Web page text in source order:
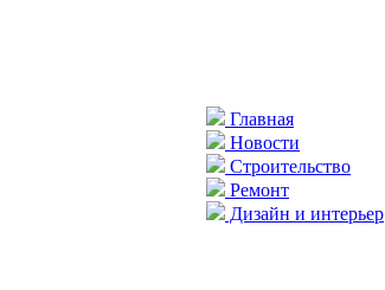
Главная
Новости
Строительство
Ремонт
Дизайн и интерьер